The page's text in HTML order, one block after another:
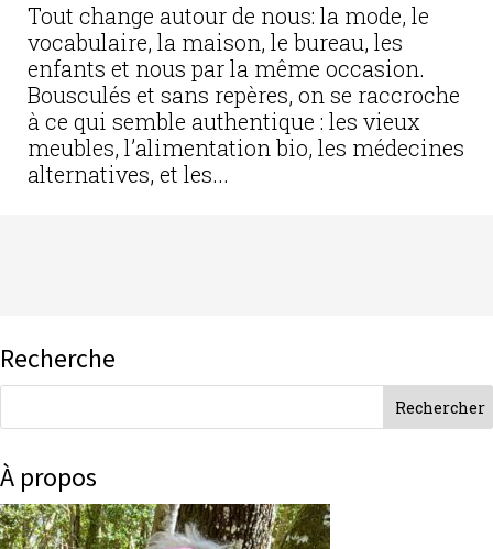
Tout change autour de nous: la mode, le
vocabulaire, la maison, le bureau, les
enfants et nous par la même occasion.
Bousculés et sans repères, on se raccroche
à ce qui semble authentique : les vieux
meubles, l’alimentation bio, les médecines
alternatives, et les...
Recherche
À propos